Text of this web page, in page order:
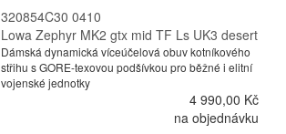
320854C30 0410
Lowa Zephyr MK2 gtx mid TF Ls UK3 desert
Dámská dynamická víceúčelová obuv kotníkového
střihu s GORE-texovou podšívkou pro běžné i elitní
vojenské jednotky
4 990,00 Kč
na objednávku